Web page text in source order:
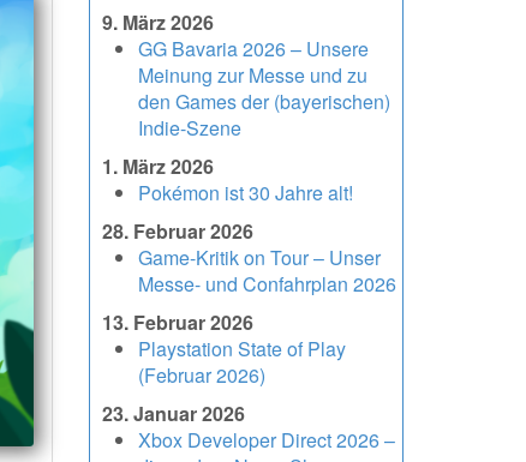
9. März 2026
GG Bavaria 2026 – Unsere
Meinung zur Messe und zu
den Games der (bayerischen)
Indie-Szene
1. März 2026
Pokémon ist 30 Jahre alt!
28. Februar 2026
Game-Kritik on Tour – Unser
Messe- und Confahrplan 2026
13. Februar 2026
Playstation State of Play
(Februar 2026)
23. Januar 2026
Xbox Developer Direct 2026 –